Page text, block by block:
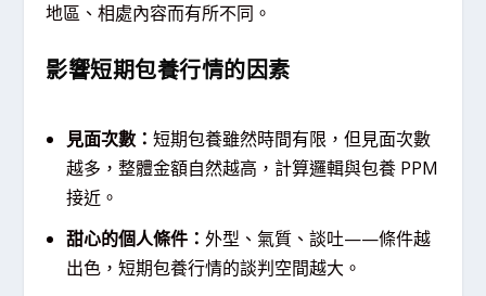
地區、相處內容而有所不同。
影響短期包養行情的因素
見面次數： 短期包養雖然時間有限，但見面次數
越多，整體金額自然越高，計算邏輯與包養 PPM
接近。
甜心的個人條件： 外型、氣質、談吐——條件越
出色，短期包養行情的談判空間越大。